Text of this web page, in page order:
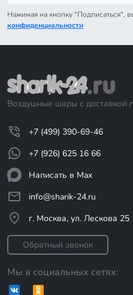
Нажимая на кнопку "Подписаться",
конфиденциальности
Воздушные шары с доставкой
+7 (499) 390-69-46
+7 (926) 625 16 66
Написать в Max
info@sharik-24.ru
г. Москва, ул. Лескова 25
Обратный звонок
Мы в социальных сетях: